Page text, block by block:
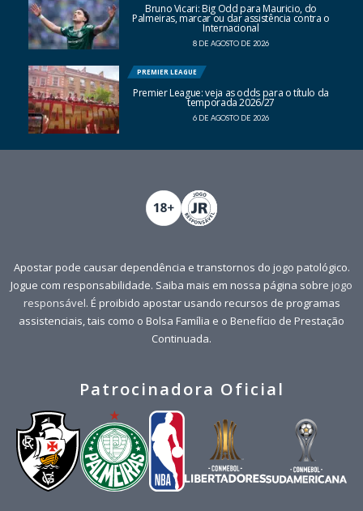
Bruno Vicari: Big Odd para Mauricio, do
Palmeiras, marcar ou dar assistência contra o
Internacional
8 DE AGOSTO DE 2026
PREMIER LEAGUE
Premier League: veja as odds para o título da
temporada 2026/27
6 DE AGOSTO DE 2026
Apostar pode causar dependência e transtornos do jogo patológico.
Jogue com responsabilidade. Saiba mais em nossa página sobre jogo
responsável. É proibido apostar usando recursos de programas
assistenciais, tais como o Bolsa Família e o Benefício de Prestação
Continuada.
Patrocinadora Oficial